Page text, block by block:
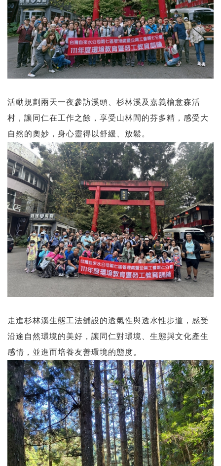
活動規劃兩天一夜參訪溪頭、杉林溪及嘉義檜意森活
村，讓同仁在工作之餘，享受山林間的芬多精，感受大
自然的奧妙，身心靈得以舒緩、放鬆。
走進杉林溪生態工法舖設的透氣性與透水性步道，感受
沿途自然環境的美好，讓同仁對環境、生態與文化產生
感情，並進而培養友善環境的態度。